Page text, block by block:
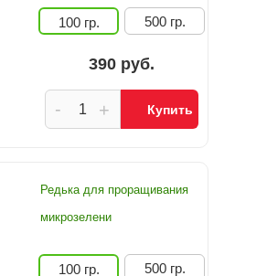
100 гр. 500 гр.
390 руб.
+
- Купить
Редька для проращивания
микрозелени
100 гр. 500 гр.